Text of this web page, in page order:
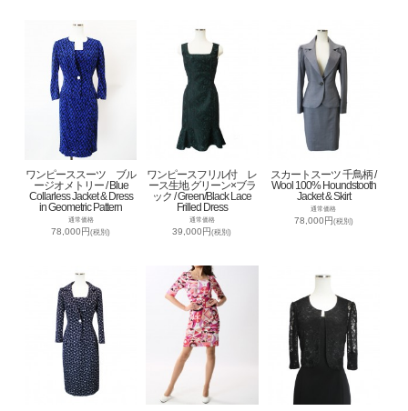
ワンピーススーツ ブル
ージオメトリー / Blue
Collarless Jacket & Dress
in Geometric Pattern
通常価格
78,000円(税別)
ワンピースフリル付 レ
ース生地 グリーン×ブラ
ック / Green/Black Lace
Frilled Dress
通常価格
39,000円(税別)
スカートスーツ 千鳥柄 /
Wool 100% Houndstooth
Jacket & Skirt
通常価格
78,000円(税別)